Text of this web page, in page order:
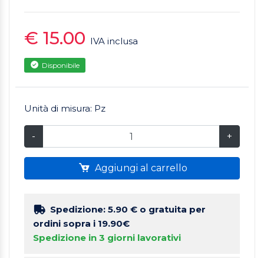
€ 15.00 IVA inclusa
Disponibile
Unità di misura: Pz
- +
Aggiungi al carrello
Spedizione: 5.90 €o gratuita per
ordini sopra i 19.90€
Spedizione in 3 giorni lavorativi